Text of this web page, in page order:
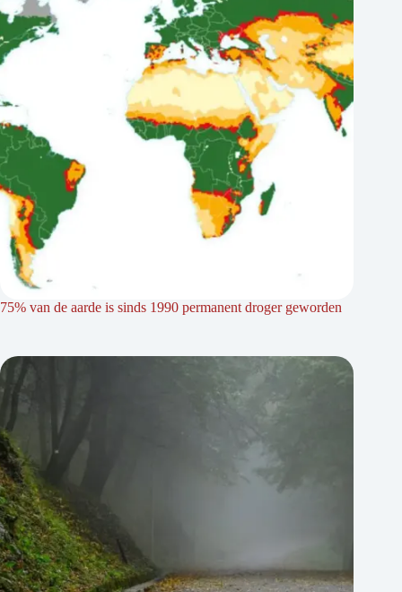
75% van de aarde is sinds 1990 permanent droger geworden